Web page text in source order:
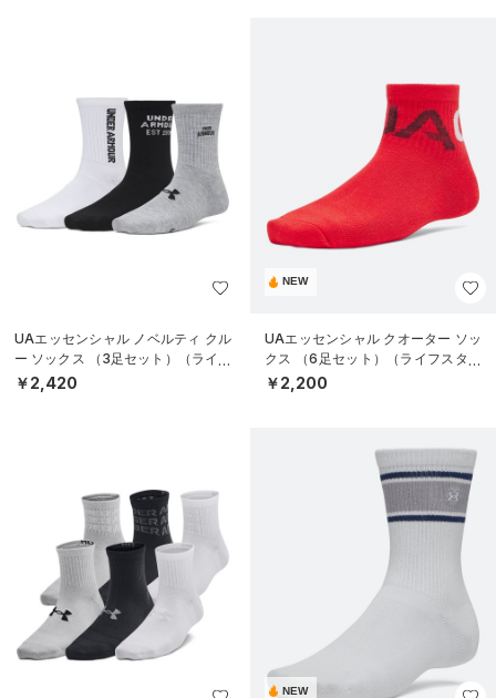
UAエッセンシャル ノベルティ クル
ー ソックス （3足セット）（ライフ
スタイル/WOMEN）
￥2,420
NEW
UAエッセンシャル クオーター ソッ
クス （6足セット）（ライフスタイ
ル/KIDS）
￥2,200
NEW